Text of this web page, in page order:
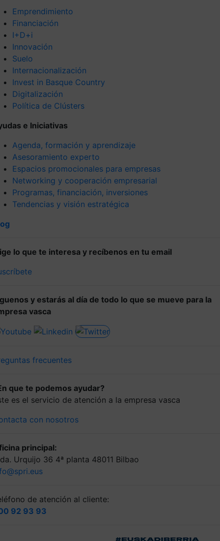
Emprendimiento
Financiación
I+D+i
Innovación
Suelo
Internacionalización
Invest in Basque Country
Digitalización
Política de Clústers
e Iniciativas
Agenda, formación y aprendizaje
Asesoramiento experto
Espacios promocionales para empresas
Networking y cooperación empresarial
Programas, financiación, inversiones
Tendencias y visión estratégica
lo que te interesa y recíbenos en tu email
y estarás al día de todo lo que se mueve para la
vasca
frecuentes
que te podemos ayudar?
es el servicio de atención a la empresa vasca
con nosotros
principal:
Urquijo 36 4ª planta 48011 Bilbao
de atención al cliente:
92 93 93